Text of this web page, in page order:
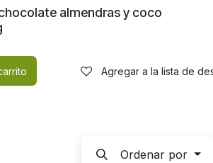
almendras y coco
Agregar a la lista de
Ordenar por